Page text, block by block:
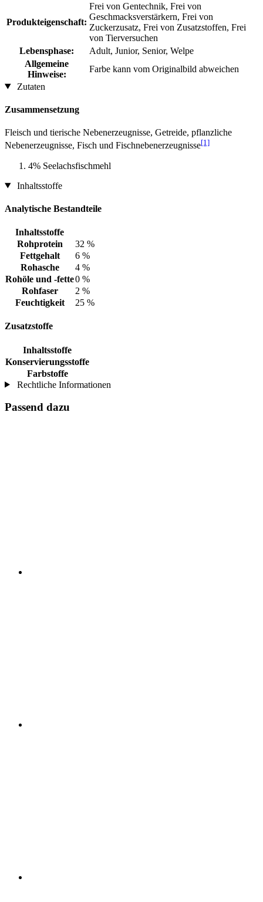
Produkteigenschaft:
Frei von Gentechnik, Frei von
Geschmacksverstärkern, Frei von
Zuckerzusatz, Frei von Zusatzstoffen, Frei
von Tierversuchen
Lebensphase:
Adult, Junior, Senior, Welpe
Allgemeine
Hinweise:
Farbe kann vom Originalbild abweichen
Zutaten
Zusammensetzung
Fleisch und tierische Nebenerzeugnisse, Getreide, pflanzliche
Nebenerzeugnisse, Fisch und Fischnebenerzeugnisse[1]
4% Seelachsfischmehl
Inhaltsstoffe
Analytische Bestandteile
Inhaltsstoffe
Rohprotein
32 %
Fettgehalt
6 %
Rohasche
4 %
Rohöle und -fette0 %
Rohfaser
2 %
Feuchtigkeit
25 %
Zusatzstoffe
Inhaltsstoffe
Konservierungsstoffe
Farbstoffe
Rechtliche Informationen
Passend dazu